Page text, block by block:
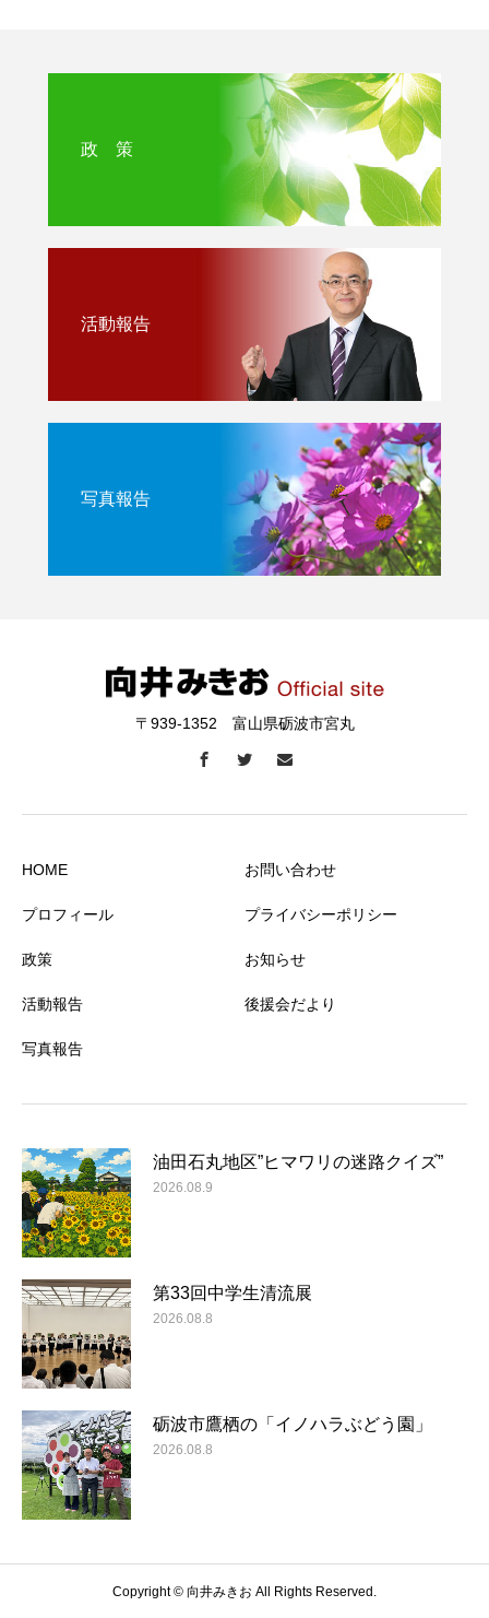
政 策
活動報告
写真報告
〒939-1352 富山県砺波市宮丸
HOME
プロフィール
政策
活動報告
写真報告
お問い合わせ
プライバシーポリシー
お知らせ
後援会だより
油田石丸地区”ヒマワリの迷路クイズ”
2026.08.9
第33回中学生清流展
2026.08.8
砺波市鷹栖の「イノハラぶどう園」
2026.08.8
Copyright © 向井みきお All Rights Reserved.